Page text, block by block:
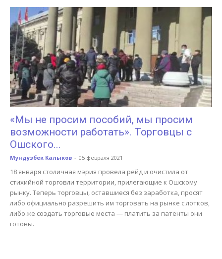
«Мы не просим пособий, мы просим
возможности работать». Торговцы с
Ошского...
Мундузбек Калыков - 05 февраля 2021
18 января столичная мэрия провела рейд и очистила от
стихийной торговли территории, прилегающие к Ошскому
рынку. Теперь торговцы, оставшиеся без заработка, просят
либо официально разрешить им торговать на рынке с лотков,
либо же создать торговые места — платить за патенты они
готовы.